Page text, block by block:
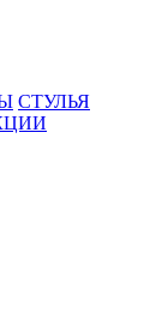
СТУЛЬЯ